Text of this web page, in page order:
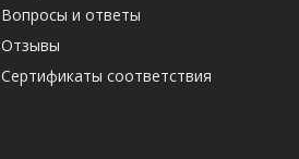
Вопросы и ответы
Отзывы
Cертификаты соответствия